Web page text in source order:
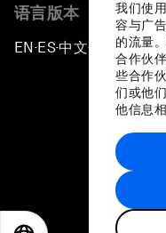
我们使
容与广
的流量
合作伙
些合作
们或他
他信息相
语言版本
EN ▪ ES▪中文▪ 日本語